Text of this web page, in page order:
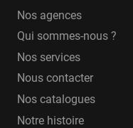
Nos agences
Qui sommes-nous ?
Nos services
Nous contacter
Nos catalogues
Notre histoire